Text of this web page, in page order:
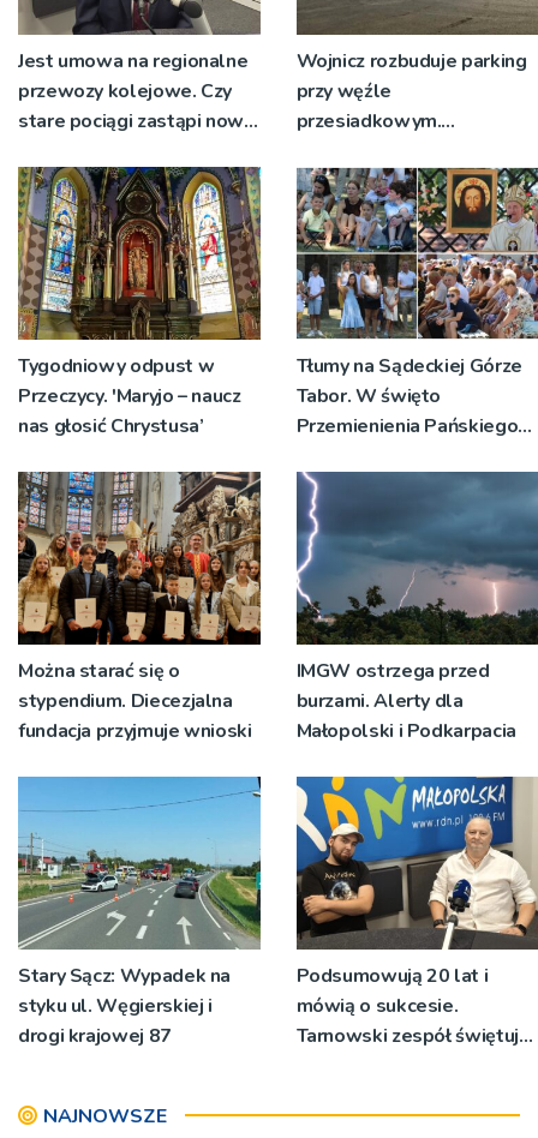
Jest umowa na regionalne
przewozy kolejowe. Czy
stare pociągi zastąpi nowy
Wojnicz rozbuduje parking
przy węźle
przesiadkowym.
miejsc
Tygodniowy odpust w
Przeczycy. 'Maryjo – naucz
nas głosić Chrystusa’
Tłumy na Sądeckiej Górze
Tabor. W święto
Przemienienia Pańskiego
znaczeniu Sakramentów
[ZDJĘCIA]
Można starać się o
stypendium. Diecezjalna
fundacja przyjmuje wnioski
IMGW ostrzega przed
burzami. Alerty dla
Małopolski i Podkarpacia
Stary Sącz: Wypadek na
styku ul. Węgierskiej i
drogi krajowej 87
Podsumowują 20 lat i
mówią o sukcesie.
Tarnowski zespół świętuje
NAJNOWSZE